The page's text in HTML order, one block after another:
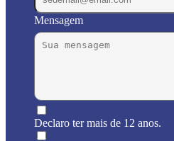
Mensagem
Declaro ter mais de 12 anos.